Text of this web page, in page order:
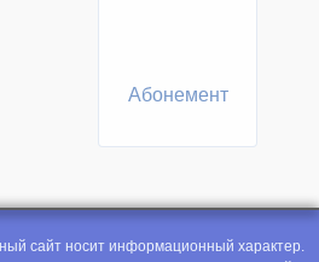
Абонемент
сайт носит информационный характер.